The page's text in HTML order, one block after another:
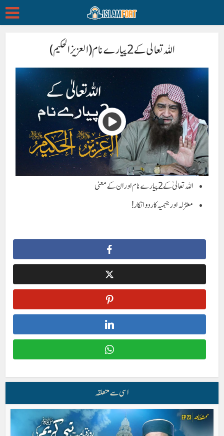
اللہ تعالی کے 2 پیارے نام (العزیز الحکیم)
اللہ تعالیٰ کے 2 پیارے نام اور ان کے معنی
معتزلہ اور جہمیہ کا رد و انکار !
اسی سے متعلقہ